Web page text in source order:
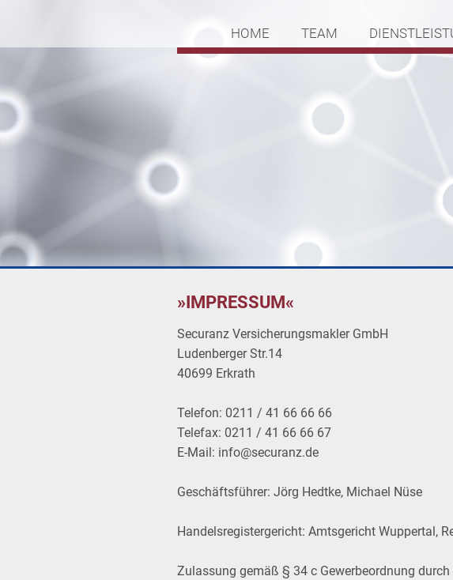
HOME TEAM
»IMPRESSUM«
Securanz Versicherungsmakler GmbH
Ludenberger Str.14
40699 Erkrath
Telefon: 0211 / 41 66 66 66
Telefax: 0211 / 41 66 66 67
E-Mail: info@securanz.de
Geschäftsführer: Jörg Hedtke, Michael Nüse
Handelsregistergericht: Amtsgericht Wuppertal,
Zulassung gemäß § 34 c Gewerbeordnung